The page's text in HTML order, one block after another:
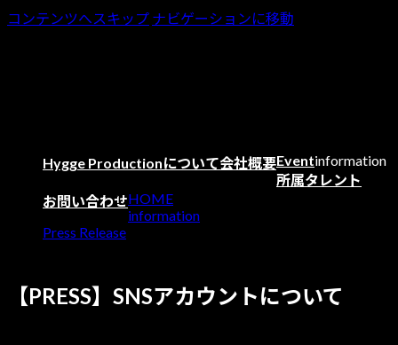
コンテンツへスキップ ナビゲーションに移動
Hygge Productionについて会社概要Event
所属タレント
お問い合わせ
information
HOME
information
Press Release
【PRESS】SNSアカウントについて